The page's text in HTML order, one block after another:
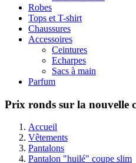
Robes
Tops et T-shirt
Chaussures
Accessoires
Ceintures
Echarpes
Sacs à main
Parfum
Prix ronds sur la nouvelle
Accueil
Vêtements
Pantalons
Pantalon "huilé" coupe slim